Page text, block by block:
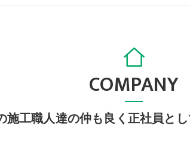
施工職人達の仲も良く正社員と
COMPANY